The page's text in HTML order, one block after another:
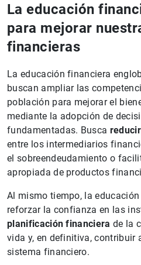
La educación
para mejorar
financieras
La educación financiera
buscan ampliar las
población para mejorar el
mediante la adopción de
fundamentadas. Busca
entre los intermediarios
el sobreendeudamiento o
apropiada de productos
Al mismo tiempo, la
reforzar la confianza en las
planificación financiera de la
vida y, en definitiva, contribuir
sistema financiero.